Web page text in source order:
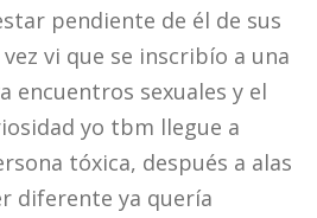
pendiente de él de sus
vi que se inscribío a una
encuentros sexuales y el
yo tbm llegue a
tóxica, después a alas
diferente ya quería